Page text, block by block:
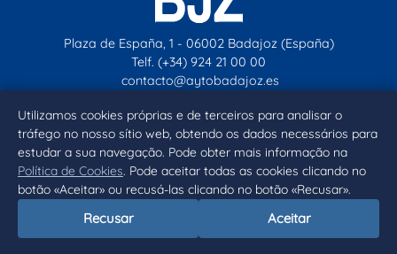
Utilizamos cookies próprias e de terceiros para analisar o
tráfego no nosso sítio web, obtendo os dados necessários para
estudar a sua navegação. Pode obter mais informação na
Política de Cookies. Pode aceitar todas as cookies clicando no
botão «Aceitar» ou recusá-las clicando no botão «Recusar».
Recusar Aceitar
Plaza de España, 1 - 06002 Badajoz (España)
Telf. (+34) 924 21 00 00
contacto@aytobadajoz.es
Facebook
X Instagram
YouTube
Inicio Aviso legal Privacidad Política de Cookies